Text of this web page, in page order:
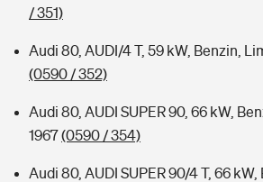
/ 351)
Audi 80, AUDI/4 T, 59 kW, Benzin,
(0590 / 352)
Audi 80, AUDI SUPER 90, 66 kW,
1967(0590 / 354)
Audi 80, AUDI SUPER 90/4 T, 66